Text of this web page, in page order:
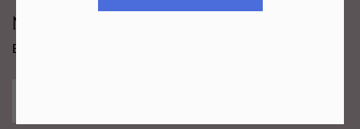
Newsy Aba Group!
Bądź na bieżąco i łap promocję tylko dla subskrybentów!